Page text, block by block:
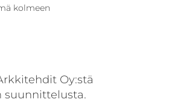
kolmeen
Oy:stä
suunnittelusta.